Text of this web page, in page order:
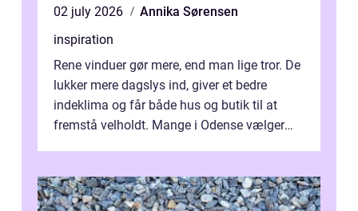
02 july 2026
Annika Sørensen
inspiration
Rene vinduer gør mere, end man lige tror. De
lukker mere dagslys ind, giver et bedre
indeklima og får både hus og butik til at
fremstå velholdt. Mange i Odense vælger